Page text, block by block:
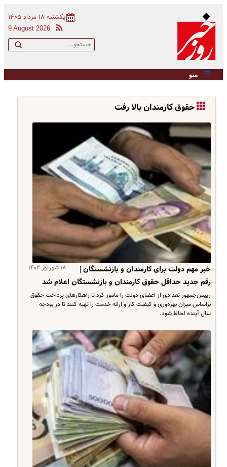
یکشنبه ۱۸ مرداد ۱۴۰۵
9 August 2026
منو
حقوق کارمندان بالا رفت
۱۸ شهریور ۱۴۰۲
خبر مهم دولت برای کارمندان و بازنشستگان |
رقم جدید حداقل حقوق کارمندان و بازنشستگان اعلام شد
رییس‌جمهور تعدادی از اعضای دولت را مامور کرد تا راهکارهای پرداخت حقوق
براساس میزان بهره‌وری و کیفیت کار و ارائه خدمت را تهیه کنند تا در بودجه
سال آینده لحاظ شود.